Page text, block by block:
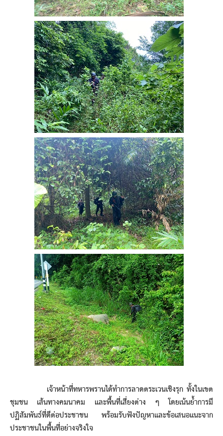
เจ้าหน้าที่ทหารพรานได้ทำการลาดตระเวนเชิงรุก ทั้งในเขต
ชุมชน เส้นทางคมนาคม และพื้นที่เสี่ยงต่าง ๆ โดยเน้นย้ำการมี
ปฏิสัมพันธ์ที่ดีต่อประชาชน พร้อมรับฟังปัญหาและข้อเสนอแนะจาก
ประชาชนในพื้นที่อย่างจริงใจ